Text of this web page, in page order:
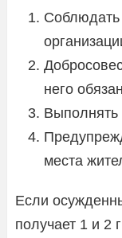
Соблюдать
него
Выполнять
места
Если
получает 1 и 2